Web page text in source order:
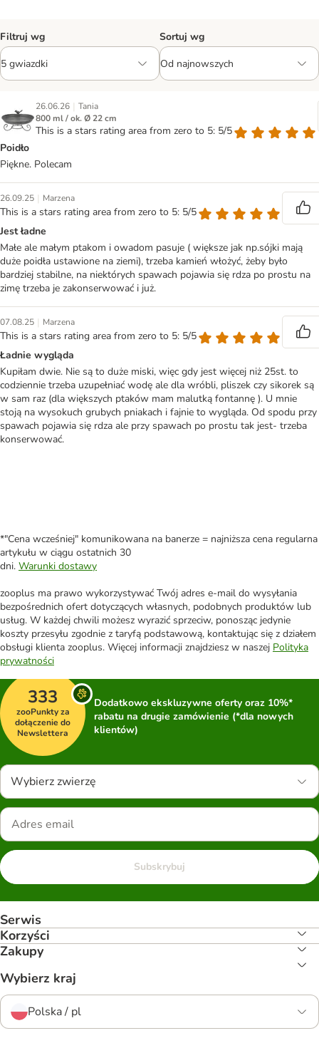
Filtruj wg Sortuj wg
26.06.26 | Tania
800 ml / ok. Ø 22 cm
This is a stars rating area from zero to 5: 5/5
Poidło
Piękne. Polecam
26.09.25 | Marzena
This is a stars rating area from zero to 5: 5/5
Jest ładne
Małe ale małym ptakom i owadom pasuje ( większe jak np.sójki mają
duże poidła ustawione na ziemi), trzeba kamień włożyć, żeby było
bardziej stabilne, na niektórych spawach pojawia się rdza po prostu na
zimę trzeba je zakonserwować i już.
07.08.25 | Marzena
This is a stars rating area from zero to 5: 5/5
Ładnie wygląda
Kupiłam dwie. Nie są to duże miski, więc gdy jest więcej niż 25st. to
codziennie trzeba uzupełniać wodę ale dla wróbli, pliszek czy sikorek są
w sam raz (dla większych ptaków mam malutką fontannę ). U mnie
stoją na wysokuch grubych pniakach i fajnie to wygląda. Od spodu przy
spawach pojawia się rdza ale przy spawach po prostu tak jest- trzeba
konserwować.
*"Cena wcześniej" komunikowana na banerze = najniższa cena regularna
artykułu w ciągu ostatnich 30
dni. Warunki dostawy
zooplus ma prawo wykorzystywać Twój adres e-mail do wysyłania
bezpośrednich ofert dotyczących własnych, podobnych produktów lub
usług. W każdej chwili możesz wyrazić sprzeciw, ponosząc jedynie
koszty przesyłu zgodnie z taryfą podstawową, kontaktując się z działem
obsługi klienta zooplus. Więcej informacji znajdziesz w naszej Polityka
prywatności
333
zooPunkty za
dołączenie do
Newslettera
Dodatkowo ekskluzywne oferty oraz 10%*
rabatu na drugie zamówienie (*dla nowych
klientów)
Wybierz zwierzę
Subskrybuj
Serwis
Korzyści
Zakupy
Wybierz kraj
Polska / pl